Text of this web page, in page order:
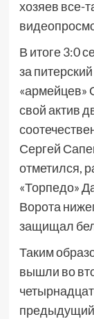
хозяев все-
В итоге 3:0
за
«армейцев»
свой актив
Сергей
отметился,
«Торпедо»
Ворота
защищал
Таким
вышли во
предыдущий